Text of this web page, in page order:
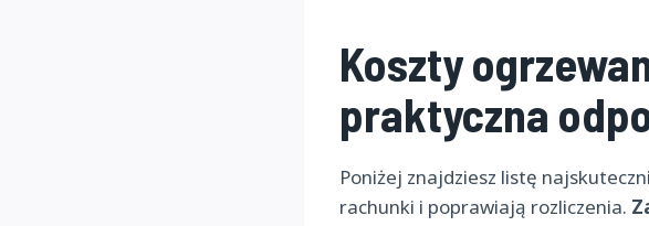
Koszty
praktyczna
Poniżej znajdziesz listę
rachunki i poprawiają rozliczenia.